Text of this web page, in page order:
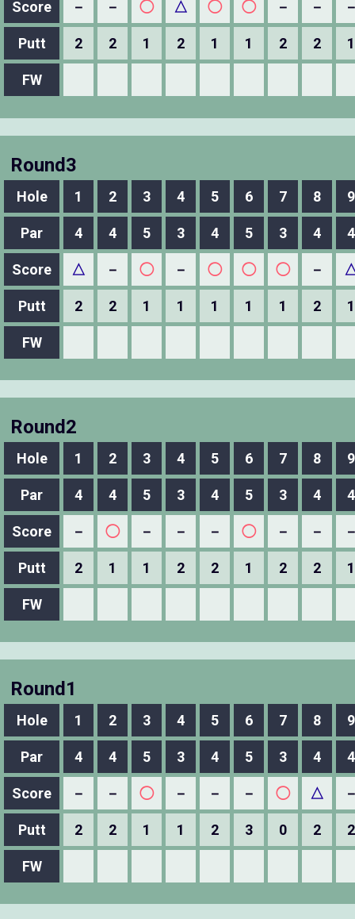
Score － － ◯ △ ◯ ◯ － －
Putt 2 2 1 2 1 1 2 2 1
FW
Round3
Hole 1 2 3 4 5 6 7 8 9
Par 4 4 5 3 4 5 3 4 4
Score △ － ◯ － ◯ ◯ ◯ －
Putt 2 2 1 1 1 1 1 2 1
FW
Round2
Hole 1 2 3 4 5 6 7 8 9
Par 4 4 5 3 4 5 3 4 4
Score － ◯ － － － ◯ － －
Putt 2 1 1 2 2 1 2 2 1
FW
Round1
Hole 1 2 3 4 5 6 7 8 9
Par 4 4 5 3 4 5 3 4 4
Score － － ◯ － － － ◯ △
Putt 2 2 1 1 2 3 0 2 2
FW